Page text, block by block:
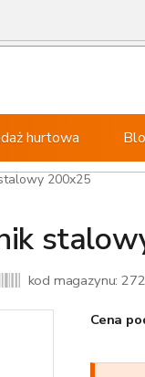
hurtowa
200x25
kod magazynu:
Cena